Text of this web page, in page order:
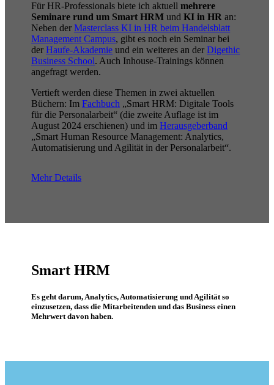
Für HR-Professionals biete ich aktuellmehrere
Seminare rund um Smart HRM undKI in HR an:
Neben derMasterclass KI in HR beim Handelsblatt
Management Campus, gibt es noch ein Seminar bei
derHaufe-Akademie und ein weiteres an derDigethic
Business School. Auch Inhouse-Trainings können
angefragt werden.
Vertieft werden diese Themen in zwei aktuellen
Büchern: ImFachbuch „Smart HRM: Digitale Tools
für die Personalarbeit“ (die zweite Auflage ist im
August 2024 erschienen) und imHerausgeberband
„Smart Human Resource Management: Analytics,
Automatisierung und Agilität in der Personalarbeit“.
Mehr Details
Smart HRM
Es geht darum, Analytics, Automatisierung und Agilität so
einzusetzen, dass die Mitarbeitenden und das Business einen
Mehrwert davon haben.